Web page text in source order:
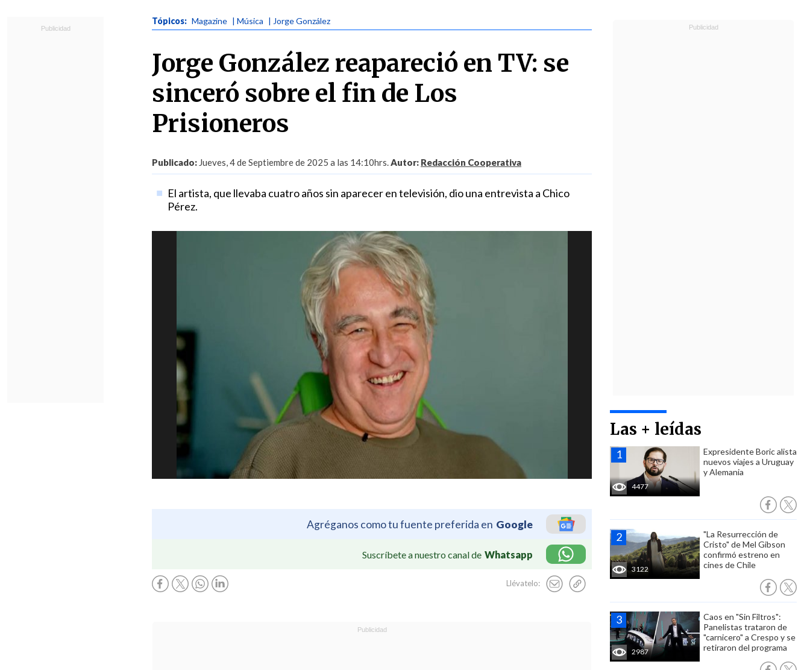
Tópicos: Magazine | Música | Jorge González
Jorge González reapareció en TV: se
sinceró sobre el fin de Los
Prisioneros
Publicado: Jueves, 4 de Septiembre de 2025 a las 14:10hrs.Autor: Redacción Cooperativa
El artista, que llevaba cuatro años sin aparecer en televisión, dio una entrevista a Chico
Pérez.
Agréganos como tu fuente preferida en Google
Suscríbete a nuestro canal de Whatsapp
Llévatelo:
Las + leídas
4477
Expresidente Boric alista
nuevos viajes a Uruguay
y Alemania
3122
"La Resurrección de
Cristo" de Mel Gibson
confirmó estreno en
cines de Chile
2987
Caos en "Sin Filtros":
Panelistas trataron de
"carnicero" a Crespo y se
retiraron del programa